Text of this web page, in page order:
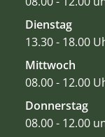
Dienstag
13.30 - 18.00
Mittwoch
08.00 - 12.00
Donnerstag
08.00 - 12.00